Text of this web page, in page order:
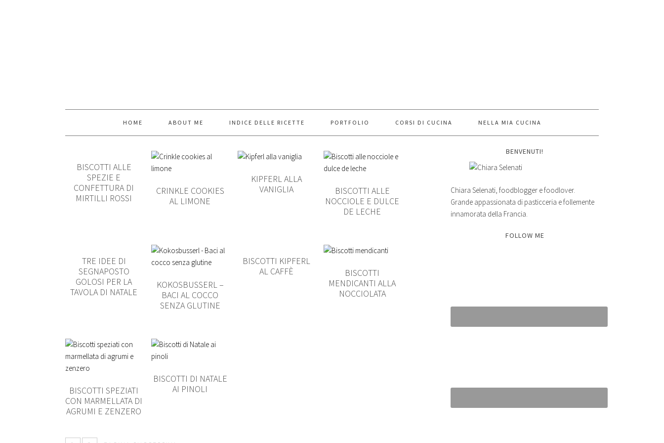
HOME ABOUT ME INDICE DELLE RICETTE PORTFOLIO CORSI DI CUCINA NELLA MIA CUCINA
BISCOTTI ALLE
SPEZIE E
CONFETTURA DI
MIRTILLI ROSSI
CRINKLE COOKIES
AL LIMONE
KIPFERL ALLA
VANIGLIA
BISCOTTI ALLE
NOCCIOLE E DULCE
DE LECHE
TRE IDEE DI
SEGNAPOSTO
GOLOSI PER LA
TAVOLA DI NATALE
KOKOSBUSSERL –
BACI AL COCCO
SENZA GLUTINE
BISCOTTI KIPFERL
AL CAFFÈ
BISCOTTI
MENDICANTI ALLA
NOCCIOLATA
BISCOTTI SPEZIATI
CON MARMELLATA DI
AGRUMI E ZENZERO
BISCOTTI DI NATALE
AI PINOLI
BENVENUTI!
Chiara Selenati, foodblogger e foodlover.
Grande appassionata di pasticceria e follemente
innamorata della Francia.
FOLLOW ME